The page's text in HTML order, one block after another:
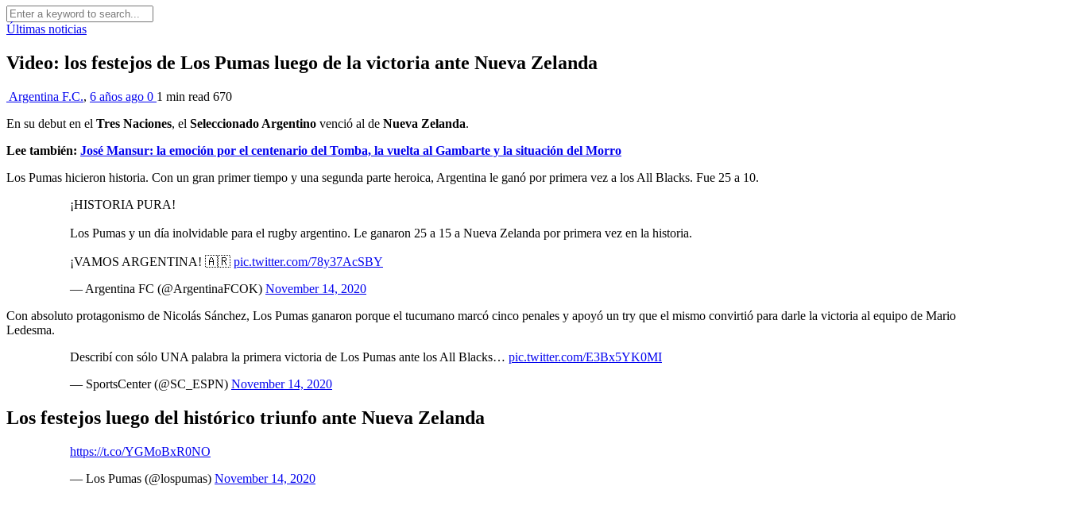
Últimas noticias
Video: los festejos de Los Pumas luego de la victoria ante Nueva Zelanda
Argentina F.C., 6 años ago 0 1 min read 670
En su debut en el Tres Naciones, el Seleccionado Argentino venció al de Nueva Zelanda.
Lee también: José Mansur: la emoción por el centenario del Tomba, la vuelta al Gambarte y la situación del Morro
Los Pumas hicieron historia. Con un gran primer tiempo y una segunda parte heroica, Argentina le ganó por primera vez a los All Blacks. Fue 25 a 10.
¡HISTORIA PURA!
Los Pumas y un día inolvidable para el rugby argentino. Le ganaron 25 a 15 a Nueva Zelanda por primera vez en la historia.
¡VAMOS ARGENTINA! 🇦🇷 pic.twitter.com/78y37AcSBY
— Argentina FC (@ArgentinaFCOK) November 14, 2020
Con absoluto protagonismo de Nicolás Sánchez, Los Pumas ganaron porque el tucumano marcó cinco penales y apoyó un try que el mismo convirtió para darle la victoria al equipo de Mario
Ledesma.
Describí con sólo UNA palabra la primera victoria de Los Pumas ante los All Blacks… pic.twitter.com/E3Bx5YK0MI
— SportsCenter (@SC_ESPN) November 14, 2020
Los festejos luego del histórico triunfo ante Nueva Zelanda
https://t.co/YGMoBxR0NO
— Los Pumas (@lospumas) November 14, 2020